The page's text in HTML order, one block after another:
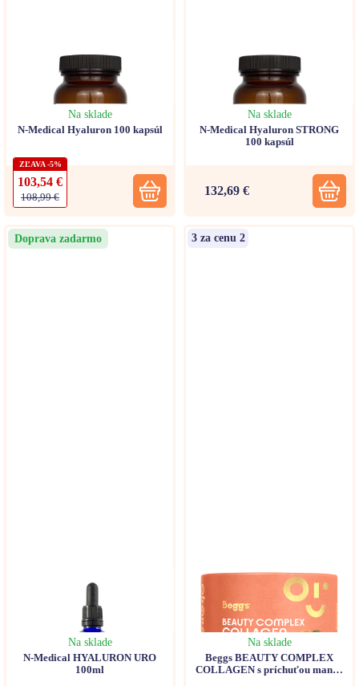
Na sklade
N-Medical Hyaluron 100 kapsúl
ZĽAVA -5%
103,54 €
108,99 €
Na sklade
N-Medical Hyaluron STRONG
100 kapsúl
132,69 €
Doprava zadarmo
Na sklade
N-Medical HYALURON URO
100ml
3 za cenu 2
Na sklade
Beggs BEAUTY COMPLEX
COLLAGEN s príchuťou mango